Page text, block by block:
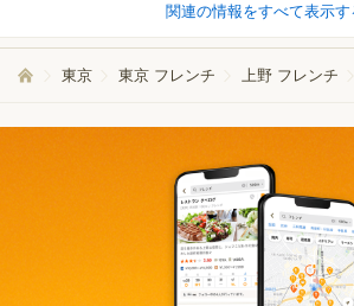
関連の情報をすべて表示す
東京 東京 フレンチ 上野 フレンチ